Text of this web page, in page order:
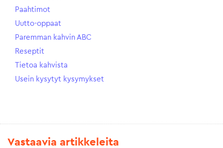
Paahtimot
Uutto-oppaat
Paremman kahvin ABC
Reseptit
Tietoa kahvista
Usein kysytyt kysymykset
Vastaavia artikkeleita